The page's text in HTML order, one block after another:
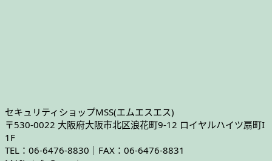
セキュリティショップMSS(エムエスエス)
〒530-0022 大阪府大阪市北区浪花町9-12 ロイヤルハイツ扇町I
1F
TEL：06-6476-8830｜FAX：06-6476-8831